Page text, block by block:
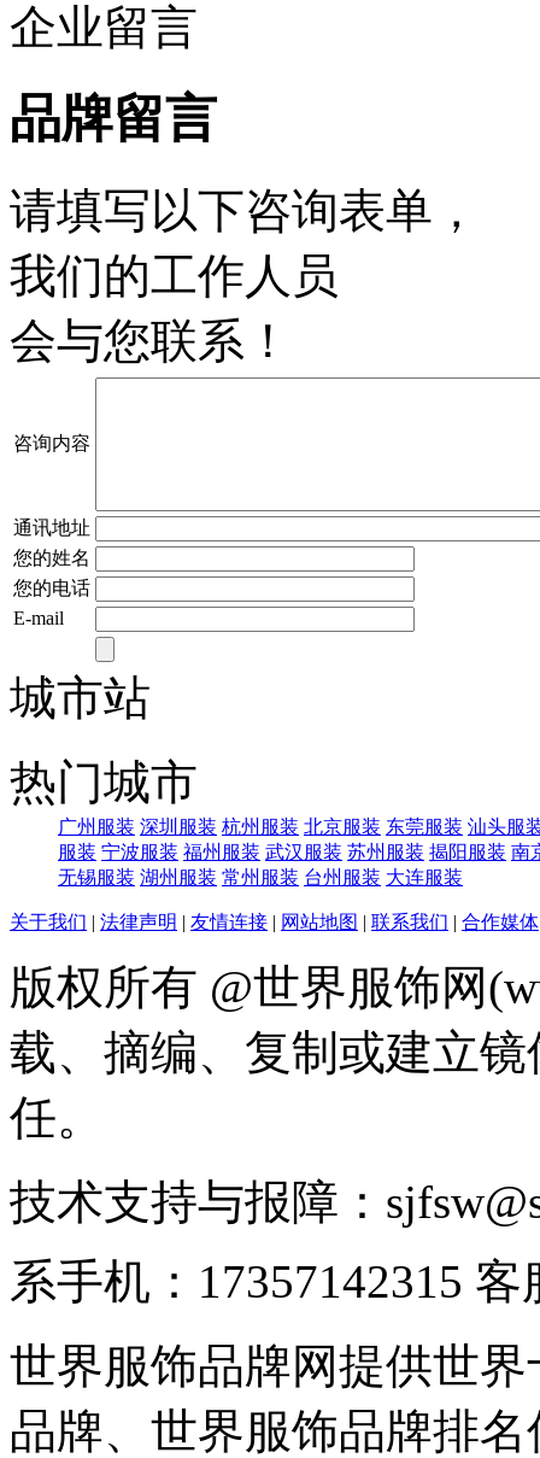
企业留言
品牌留言
请填写以下咨询表单，
我们的工作人员
会与您联系！
咨询内容
通讯地址
您的姓名
您的电话
E-mail
城市站
热门城市
广州服装 深圳服装 杭州服装 北京服装 东莞服装 汕头服
服装 宁波服装 福州服装 武汉服装 苏州服装 揭阳服装 南
无锡服装 湖州服装 常州服装 台州服装 大连服装
关于我们 | 法律声明 | 友情连接 | 网站地图 | 联系我们 | 合作媒体
版权所有 @世界服饰网
载、摘编、复制或建立
任。
技术支持与报障：
系手机：17357142315 客
世界服饰品牌网提供世
品牌、世界服饰品牌排